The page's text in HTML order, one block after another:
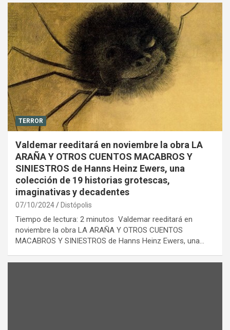
TERROR
Valdemar reeditará en noviembre la obra LA
ARAÑA Y OTROS CUENTOS MACABROS Y
SINIESTROS de Hanns Heinz Ewers, una
colección de 19 historias grotescas,
imaginativas y decadentes
07/10/2024 Distópolis
Tiempo de lectura: 2 minutos Valdemar reeditará en
noviembre la obra LA ARAÑA Y OTROS CUENTOS
MACABROS Y SINIESTROS de Hanns Heinz Ewers, una…